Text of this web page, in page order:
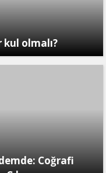
kul olmalı?
Coğrafi